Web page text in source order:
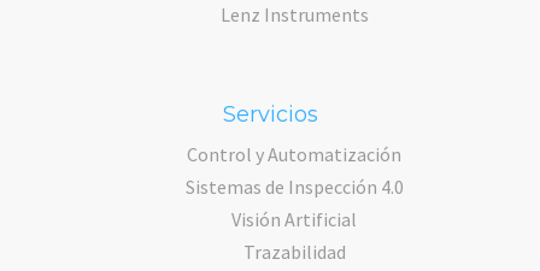
Lenz Instruments
Servicios
Control y Automatización
Sistemas de Inspección 4.0
Visión Artificial
Trazabilidad